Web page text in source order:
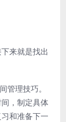
来就是找出
管理技巧。
，制定具体
和准备下一